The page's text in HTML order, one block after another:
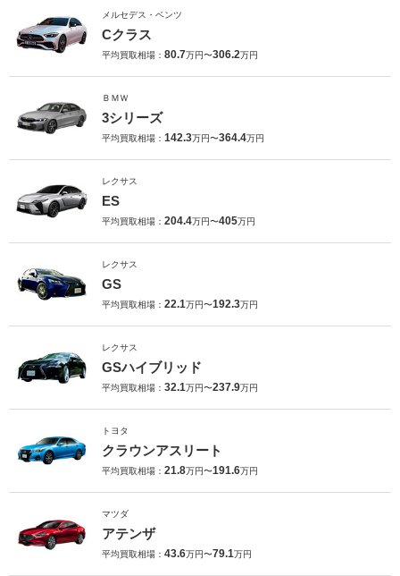
メルセデス・ベンツ
Cクラス
平均買取相場： 80.7万円〜306.2万円
ＢＭＷ
3シリーズ
平均買取相場： 142.3万円〜364.4万円
レクサス
ES
平均買取相場： 204.4万円〜405万円
レクサス
GS
平均買取相場： 22.1万円〜192.3万円
レクサス
GSハイブリッド
平均買取相場： 32.1万円〜237.9万円
トヨタ
クラウンアスリート
平均買取相場： 21.8万円〜191.6万円
マツダ
アテンザ
平均買取相場： 43.6万円〜79.1万円